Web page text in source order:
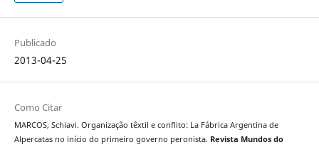
Publicado
2013-04-25
Como Citar
MARCOS, Schiavi. Organização têxtil e conflito: La Fábrica Argentina de
Alpercatas no início do primeiro governo peronista. Revista Mundos do